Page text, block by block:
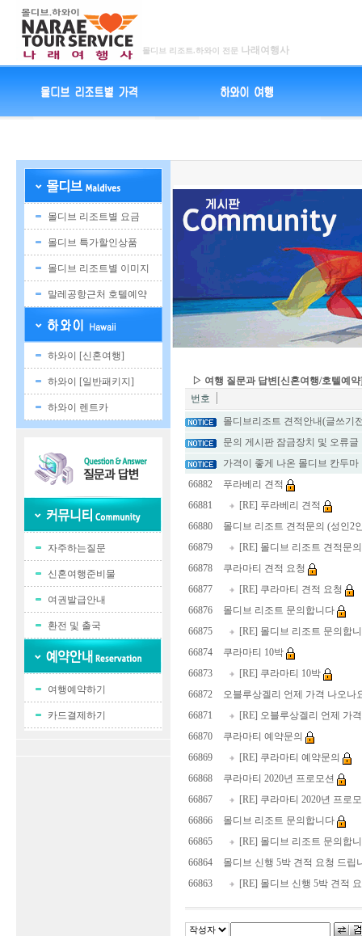
몰디브 리조트.하와이 전문 나래여행사
몰디브 리조트별 요금
몰디브 특가할인상품
몰디브 리조트별 이미지
말레공항근처 호텔예약
하와이 [신혼여행]
하와이 [일반패키지]
하와이 렌트카
자주하는질문
신혼여행준비물
여권발급안내
환전 및 출국
여행예약하기
카드결제하기
▷ 여행 질문과 답변[신혼여행/호텔예
번호
몰디브리조트 견적안내(글쓰기
문의 게시판 잠금장치 및 오류글
가격이 좋게 나온 몰디브 칸두
66882
푸라베리 견적
66881
[RE] 푸라베리 견적
66880
몰디브 리조트 견적문의 (성인2
66879
[RE] 몰디브 리조트 견적문
66878
쿠라마티 견적 요청
66877
[RE] 쿠라마티 견적 요청
66876
몰디브 리조트 문의합니다
66875
[RE] 몰디브 리조트 문의합
66874
쿠라마티 10박
66873
[RE] 쿠라마티 10박
66872
오블루상겔리 언제 가격 나오나
66871
[RE] 오블루상겔리 언제 가
66870
쿠라마티 예약문의
66869
[RE] 쿠라마티 예약문의
66868
쿠라마티 2020년 프로모션
66867
[RE] 쿠라마티 2020년 프로
66866
몰디브 리조트 문의합니다
66865
[RE] 몰디브 리조트 문의합
66864
몰디브 신행 5박 견적 요청 드립
66863
[RE] 몰디브 신행 5박 견적